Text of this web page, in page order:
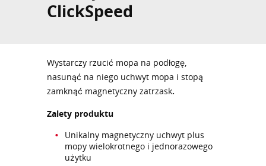
ClickSpeed
Wystarczy rzucić mopa na podłogę,
nasunąć na niego uchwyt mopa i stopą
zamknąć magnetyczny zatrzask.
Zalety produktu
Unikalny magnetyczny uchwyt plus
mopy wielokrotnego i jednorazowego
użytku